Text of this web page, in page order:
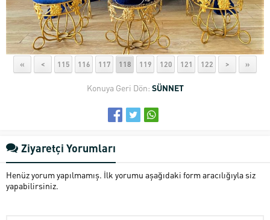
« < 115 116 117 118 119 120 121 122 > »
Konuya Geri Dön: SÜNNET
Ziyaretçi Yorumları
Henüz yorum yapılmamış. İlk yorumu aşağıdaki form aracılığıyla siz
yapabilirsiniz.